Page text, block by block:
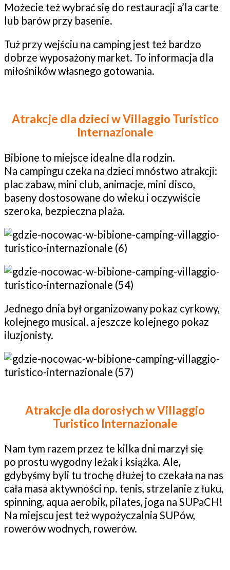
Możecie też wybrać się do restauracji a’la carte
lub barów przy basenie.
Tuż przy wejściu na camping jest też bardzo
dobrze wyposażony market. To informacja dla
miłośników własnego gotowania.
Atrakcje dla dzieci wVillaggio Turistico
Internazionale
Bibione to miejsce idealne dla rodzin.
Na campingu czeka na dzieci mnóstwo atrakcji:
plac zabaw, mini club, animacje, mini disco,
baseny dostosowane do wieku i oczywiście
szeroka, bezpieczna plaża.
Jednego dnia był organizowany pokaz cyrkowy,
kolejnego musical, a jeszcze kolejnego pokaz
iluzjonisty.
Atrakcje dla dorosłych wVillaggio
Turistico Internazionale
Nam tym razem przez te kilka dni marzył się
po prostu wygodny leżak i książka. Ale,
gdybyśmy byli tu trochę dłużej to czekała na nas
cała masa aktywności np. tenis, strzelanie z łuku,
spinning, aqua aerobik, pilates, joga na SUPaCH!
Na miejscu jest też wypożyczalnia SUPów,
rowerów wodnych, rowerów.